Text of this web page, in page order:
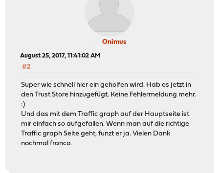
Onimus
August 25, 2017, 11:41:02 AM
#2
Super wie schnell hier ein geholfen wird. Hab es jetzt in
den Trust Store hinzugefügt. Keine Fehlermeldung mehr.
:)
Und das mit dem Traffic graph auf der Hauptseite ist
mir einfach so aufgefallen. Wenn man auf die richtige
Traffic graph Seite geht, funzt er ja. Vielen Dank
nochmal franco.